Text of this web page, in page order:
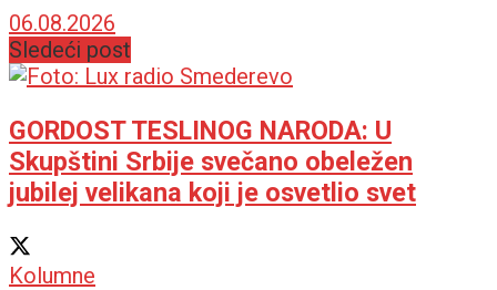
Doma omladine
Beograda
06.08.2026
Sledeći post
GORDOST TESLINOG NARODA: U
Skupštini Srbije svečano obeležen
jubilej velikana koji je osvetlio svet
Kolumne